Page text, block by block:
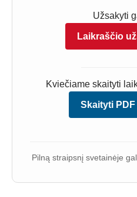
Užsakyti
Laikraščio
Kviečiame skaityti
Skaityti
Pilną straipsnį svetainėje